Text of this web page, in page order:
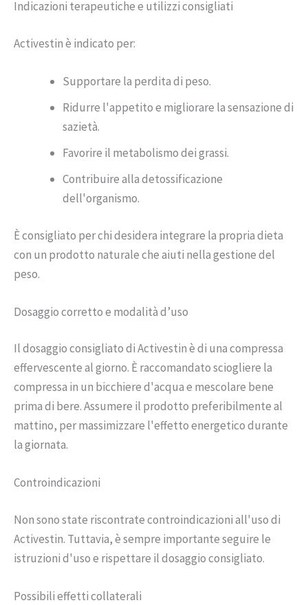
Indicazioni terapeutiche e utilizzi consigliati
Activestin è indicato per:
Supportare la perdita di peso.
Ridurre l'appetito e migliorare la sensazione di
sazietà.
Favorire il metabolismo dei grassi.
Contribuire alla detossificazione
dell'organismo.
È consigliato per chi desidera integrare la propria dieta
con un prodotto naturale che aiuti nella gestione del
peso.
Dosaggio corretto e modalità d’uso
Il dosaggio consigliato di Activestin è di una compressa
effervescente al giorno. È raccomandato sciogliere la
compressa in un bicchiere d'acqua e mescolare bene
prima di bere. Assumere il prodotto preferibilmente al
mattino, per massimizzare l'effetto energetico durante
la giornata.
Controindicazioni
Non sono state riscontrate controindicazioni all'uso di
Activestin. Tuttavia, è sempre importante seguire le
istruzioni d'uso e rispettare il dosaggio consigliato.
Possibili effetti collaterali